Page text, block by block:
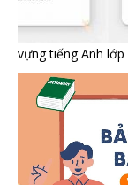
vựng tiếng Anh